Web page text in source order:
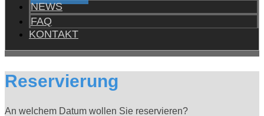
NEWS
FAQ
KONTAKT
Reservierung
An welchem Datum wollen Sie reservieren?